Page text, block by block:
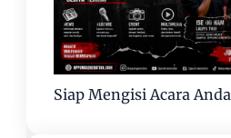
Siap Mengisi Acara Anda